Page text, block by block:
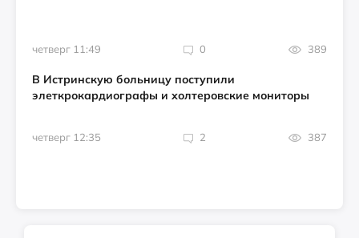
четверг 11:49 0 389
В Истринскую больницу поступили
элеткрокардиографы и холтеровские мониторы
четверг 12:35 2 387